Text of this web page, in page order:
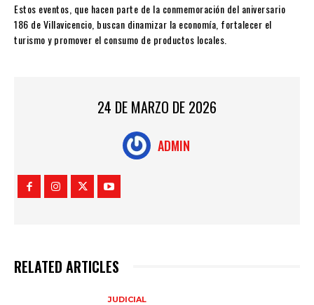
Estos eventos, que hacen parte de la conmemoración del aniversario
186 de Villavicencio, buscan dinamizar la economía, fortalecer el
turismo y promover el consumo de productos locales.
24 DE MARZO DE 2026
ADMIN
RELATED ARTICLES
JUDICIAL